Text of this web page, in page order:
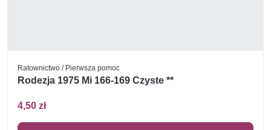
Ratownictwo / Pierwsza pomoc
Rodezja 1975 Mi 166-169 Czyste **
4,50 zł